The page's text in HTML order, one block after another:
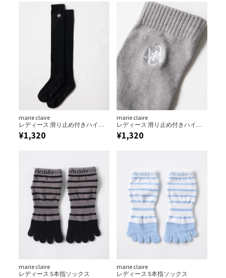
marie claire
レディース 滑り止め付きハイソ
ックス
¥1,320
marie claire
レディース 滑り止め付きハイソ
ックス
¥1,320
marie claire
レディース 5本指ソックス
marie claire
レディース 5本指ソックス